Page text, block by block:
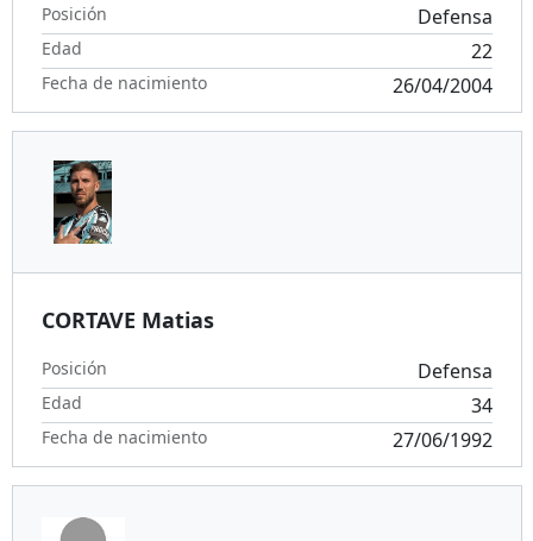
Posición Defensa
Edad 22
Fecha de nacimiento 26/04/2004
CORTAVE Matias
Posición Defensa
Edad 34
Fecha de nacimiento 27/06/1992